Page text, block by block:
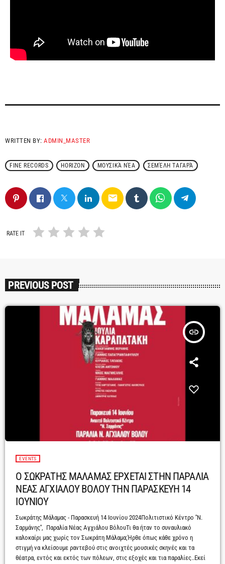
WRITTEN BY:ADMIN_MASTER
FINE RECORDS HORIZON ΜΟΥΣΙΚΆ ΝΈΑ ΣΕΜΈΛΗ ΤΑΓΑΡΆ
email
RATE IT
PREVIOUS POST
insert_link
EVENTS
Ο ΣΩΚΡΑΤΗΣ ΜΑΛΑΜΑΣ ΕΡΧΕΤΑΙ ΣΤΗΝ ΠΑΡΑΛΙΑ
ΝΕΑΣ ΑΓΧΙΑΛΟΥ ΒΟΛΟΥ ΤΗΝ ΠΑΡΑΣΚΕΥΗ 14
ΙΟΥΝΙΟΥ
Σωκράτης Μάλαμας - Παρασκευή 14 Ιουνίου 2024Πολιτιστικό Κέντρο ''Ν.
Σαρμάνης'', Παραλία Νέας Αγχιάλου ΒόλουΤι θα ήταν το συναυλιακό
καλοκαίρι μας χωρίς τον Σωκράτη Μάλαμα;Ήρθε όπως κάθε χρόνο η
στιγμή να κλείσουμε ραντεβού στις ανοιχτές μουσικές σκηνές και τα
θέατρα, εντός και εκτός των πόλεων, στις εξοχές και τια παραλίες..Εκεί